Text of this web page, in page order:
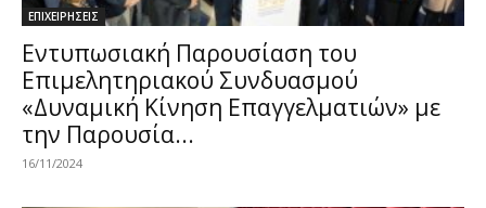
ΕΠΙΧΕΙΡΗΣΕΙΣ
Εντυπωσιακή Παρουσίαση του
Επιμελητηριακού Συνδυασμού
«Δυναμική Κίνηση Επαγγελματιών» με
την Παρουσία...
16/11/2024